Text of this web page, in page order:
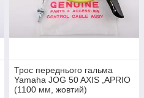
Трос переднього гальма
Yamaha JOG 50 AXIS ,APRIO
(1100 мм, жовтий)